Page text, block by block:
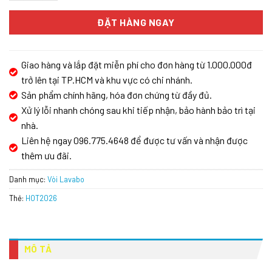
ĐẶT HÀNG NGAY
Giao hàng và lắp đặt miễn phí cho đơn hàng từ 1.000.000đ
trở lên tại TP.HCM và khu vực có chi nhánh.
Sản phẩm chính hãng, hóa đơn chứng từ đầy đủ.
Xử lý lỗi nhanh chóng sau khi tiếp nhận, bảo hành bảo trì tại
nhà.
Liên hệ ngay 096.775.4648 để được tư vấn và nhận được
thêm ưu đãi.
Danh mục: Vòi Lavabo
Thẻ: HOT2026
MÔ TẢ